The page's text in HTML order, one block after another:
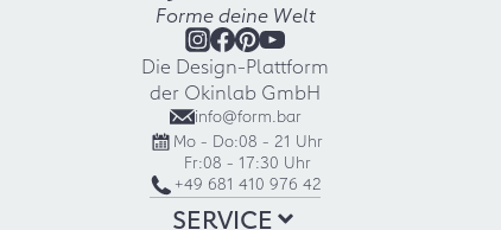
Forme deine Welt
Die Design-Plattform
der Okinlab GmbH
info@form.bar
Mo - Do:08 - 21 Uhr
Fr:08 - 17:30 Uhr
+49 681 410 976 42
SERVICE